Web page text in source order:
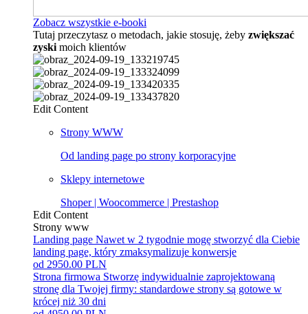
Zobacz wszystkie e-booki
Tutaj przeczytasz o metodach, jakie stosuję, żeby zwiększać
zyski moich klientów
Edit Content
Strony WWW
Od landing page po strony korporacyjne
Sklepy internetowe
Shoper | Woocommerce | Prestashop
Edit Content
Strony www
Landing page Nawet w 2 tygodnie mogę stworzyć dla Ciebie
landing page, który zmaksymalizuje konwersje
od 2950.00 PLN
Strona firmowa Stworzę indywidualnie zaprojektowaną
stronę dla Twojej firmy: standardowe strony są gotowe w
krócej niż 30 dni